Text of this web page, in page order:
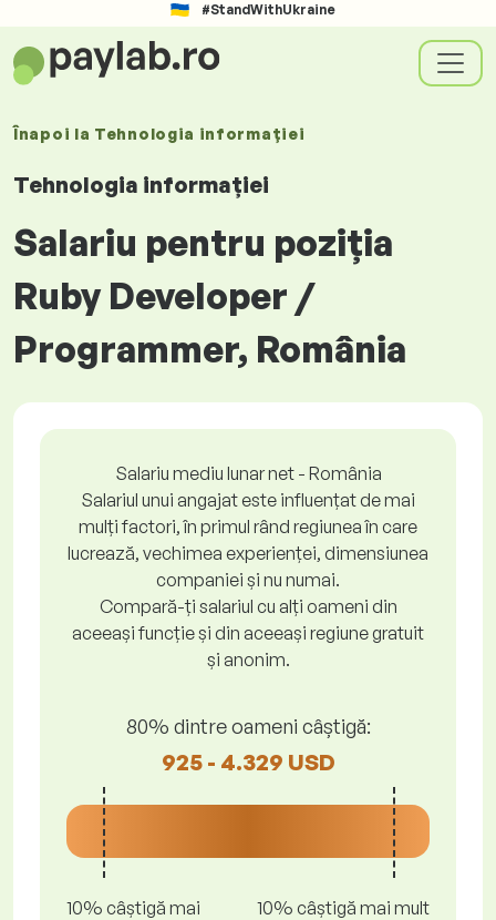
#StandWithUkraine
Înapoi la Tehnologia informației
Tehnologia informației
Salariu pentru poziția
Ruby Developer /
Programmer, România
Salariu mediu lunar net - România
Salariul unui angajat este influențat de mai
mulți factori, în primul rând regiunea în care
lucrează, vechimea experienței, dimensiunea
companiei și nu numai.
Compară-ți salariul cu alți oameni din
aceeași funcție și din aceeași regiune gratuit
și anonim.
80% dintre oameni câștigă:
925 - 4.329 USD
10% câștigă mai
10% câștigă mai mult